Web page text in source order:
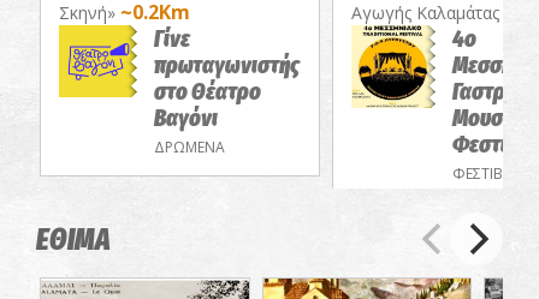
Σκηνή» ~0.2Km
Γίνε
πρωταγωνιστής
στο Θέατρο
Βαγόνι
ΔΡΩΜΕΝΑ
Αγωγής Καλαμάτας
4ο
Μουσικό
ΦΕΣΤΙΒΑΛ
ΕΘΙΜΑ